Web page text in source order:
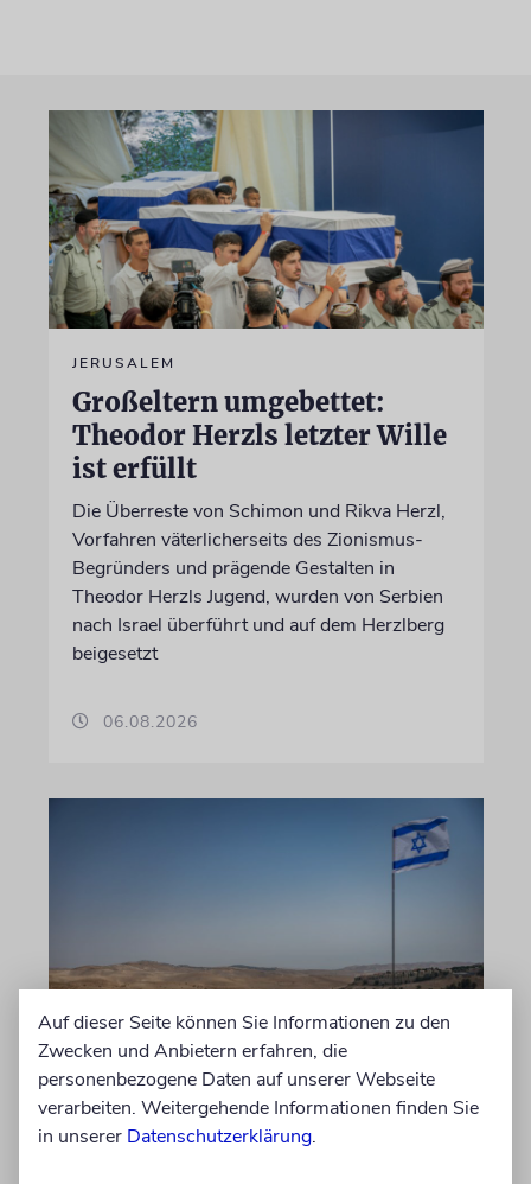
JERUSALEM
Großeltern umgebettet:
Theodor Herzls letzter Wille
ist erfüllt
Die Überreste von Schimon und Rikva Herzl,
Vorfahren väterlicherseits des Zionismus-
Begründers und prägende Gestalten in
Theodor Herzls Jugend, wurden von Serbien
nach Israel überführt und auf dem Herzlberg
beigesetzt
06.08.2026
JUSTIZ
Israelischer Siedler wegen
Tötung eines Palästinensers
Auf dieser Seite können Sie Informationen zu den
Zwecken und Anbietern erfahren, die
personenbezogene Daten auf unserer Webseite
verarbeiten. Weitergehende Informationen finden Sie
in unserer Datenschutzerklärung.